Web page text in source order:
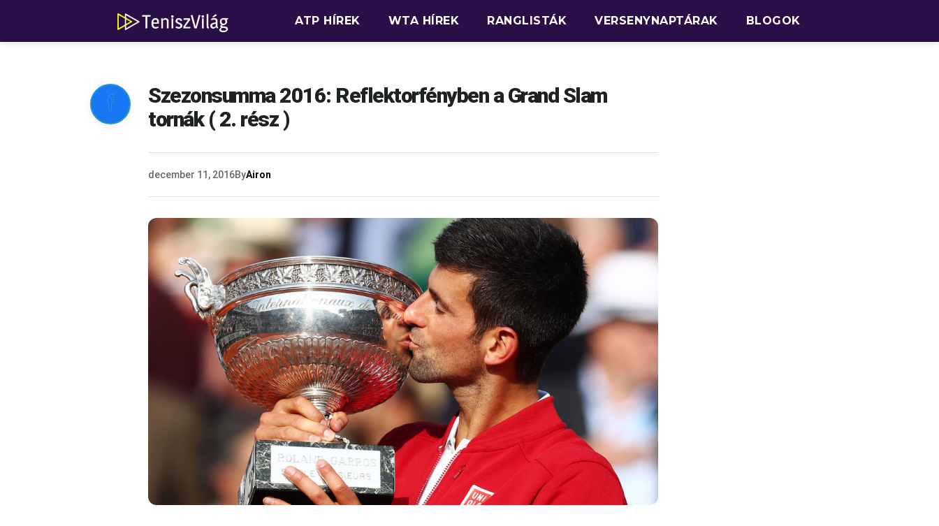
ATP HÍREK WTA HÍREK RANGLISTÁK VERSENYNAPTÁRAK BLOGOK

Szezonsumma 2016: Reflektorfényben a Grand Slam
tornák ( 2. rész )
december 11, 2016ByAiron